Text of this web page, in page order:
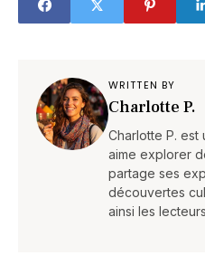
WRITTEN BY
Charlotte P.
Charlotte P.
aime explorer
partage ses
découvertes
ainsi les